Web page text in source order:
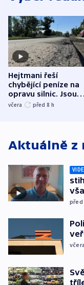
Hejtmani řeší
chybějící peníze na
opravu silnic. Jsou
nenárokové, namítá
včera před 8 h
Aktuálně z
před
včera